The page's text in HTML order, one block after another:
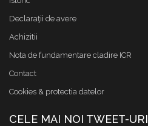
Declaraţii de avere
Achizitii
Nota de fundamentare cladire ICR
Contact
Cookies & protectia datelor
CELE MAI NOI TWEET-URI